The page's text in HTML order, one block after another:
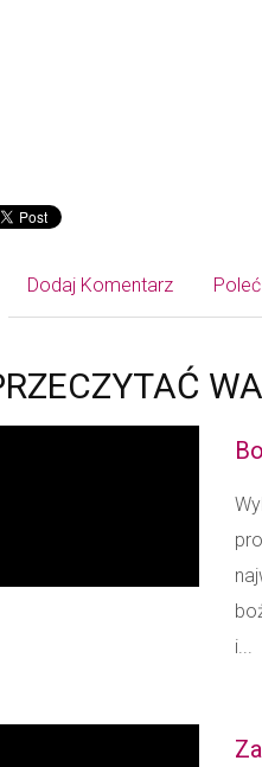
Dodaj Komentarz
i...